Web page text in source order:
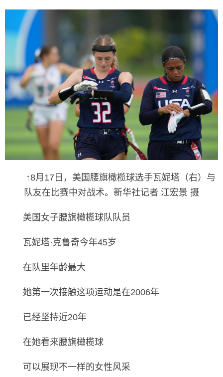
↑8月17日，美国腰旗橄榄球选手瓦妮塔（右）与
队友在比赛中对战术。新华社记者 江宏景 摄
美国女子腰旗橄榄球队队员
瓦妮塔·克鲁奇今年45岁
在队里年龄最大
她第一次接触这项运动是在2006年
已经坚持近20年
在她看来腰旗橄榄球
可以展现不一样的女性风采